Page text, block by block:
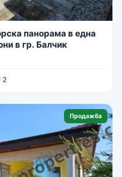
панорама в една
в гр. Балчик
2
Продажба